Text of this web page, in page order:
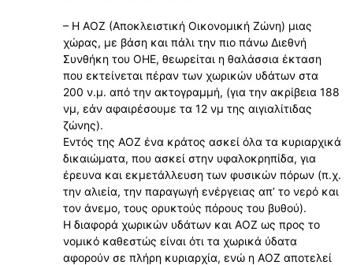
– Η ΑΟΖ (Αποκλειστική Οικονομική Ζώνη) μιας
χώρας, με βάση και πάλι την πιο πάνω Διεθνή
Συνθήκη του ΟΗΕ, θεωρείται η θαλάσσια έκταση
που εκτείνεται πέραν των χωρικών υδάτων στα
200 ν.μ. από την ακτογραμμή, (για την ακρίβεια 188
νμ, εάν αφαιρέσουμε τα 12 νμ της αιγιαλίτιδας
ζώνης).
Εντός της ΑΟΖ ένα κράτος ασκεί όλα τα κυριαρχικά
δικαιώματα, που ασκεί στην υφαλοκρηπίδα, για
έρευνα και εκμετάλλευση των φυσικών πόρων (π.χ.
την αλιεία, την παραγωγή ενέργειας απ’ το νερό και
τον άνεμο, τους ορυκτούς πόρους του βυθού).
Η διαφορά χωρικών υδάτων και ΑΟΖ ως προς το
νομικό καθεστώς είναι ότι τα χωρικά ύδατα
αφορούν σε πλήρη κυριαρχία, ενώ η ΑΟΖ αποτελεί